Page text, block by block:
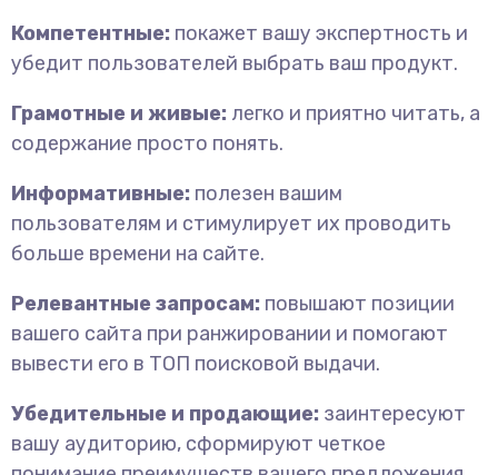
Компетентные: покажет вашу экспертность и
убедит пользователей выбрать ваш продукт.
Грамотные и живые: легко и приятно читать, а
содержание просто понять.
Информативные: полезен вашим
пользователям и стимулирует их проводить
больше времени на сайте.
Релевантные запросам: повышают позиции
вашего сайта при ранжировании и помогают
вывести его в ТОП поисковой выдачи.
Убедительные и продающие: заинтересуют
вашу аудиторию, сформируют четкое